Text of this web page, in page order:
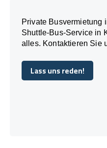
Private Busvermietung
Shuttle-Bus-Service in
alles. Kontaktieren Sie
Lass uns reden!
Lass uns reden!